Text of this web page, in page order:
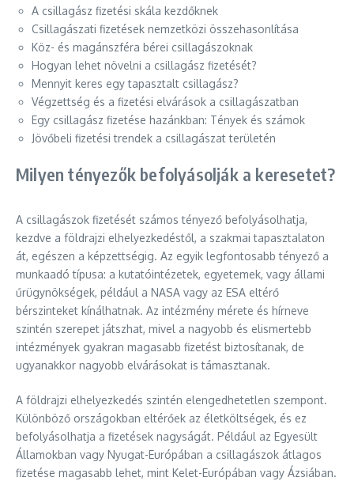
A csillagász fizetési skála kezdőknek
Csillagászati fizetések nemzetközi összehasonlítása
Köz- és magánszféra bérei csillagászoknak
Hogyan lehet növelni a csillagász fizetését?
Mennyit keres egy tapasztalt csillagász?
Végzettség és a fizetési elvárások a csillagászatban
Egy csillagász fizetése hazánkban: Tények és számok
Jövőbeli fizetési trendek a csillagászat területén
Milyen tényezők befolyásolják a keresetet?
A csillagászok fizetését számos tényező befolyásolhatja,
kezdve a földrajzi elhelyezkedéstől, a szakmai tapasztalaton
át, egészen a képzettségig. Az egyik legfontosabb tényező a
munkaadó típusa: a kutatóintézetek, egyetemek, vagy állami
űrügynökségek, például a NASA vagy az ESA eltérő
bérszinteket kínálhatnak. Az intézmény mérete és hírneve
szintén szerepet játszhat, mivel a nagyobb és elismertebb
intézmények gyakran magasabb fizetést biztosítanak, de
ugyanakkor nagyobb elvárásokat is támasztanak.
A földrajzi elhelyezkedés szintén elengedhetetlen szempont.
Különböző országokban eltérőek az életköltségek, és ez
befolyásolhatja a fizetések nagyságát. Például az Egyesült
Államokban vagy Nyugat-Európában a csillagászok átlagos
fizetése magasabb lehet, mint Kelet-Európában vagy Ázsiában.